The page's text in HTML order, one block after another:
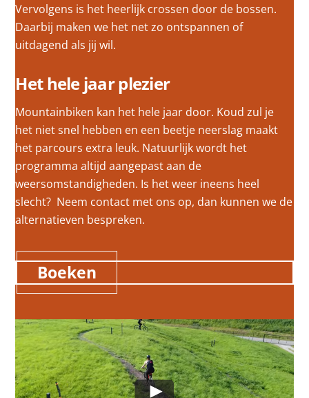
Vervolgens is het heerlijk crossen door de bossen.
Daarbij maken we het net zo ontspannen of
uitdagend als jij wil.
Het hele jaar plezier
Mountainbiken kan het hele jaar door. Koud zul je
het niet snel hebben en een beetje neerslag maakt
het parcours extra leuk. Natuurlijk wordt het
programma altijd aangepast aan de
weersomstandigheden. Is het weer ineens heel
slecht? Neem contact met ons op, dan kunnen we de
alternatieven bespreken.
Boeken